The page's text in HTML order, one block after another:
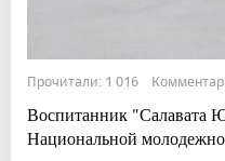
Прочитали: 1 016
Воспитанник "Салавата
Национальной